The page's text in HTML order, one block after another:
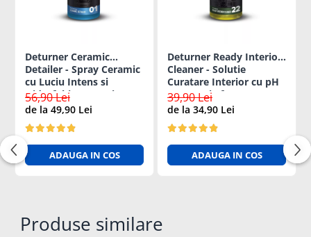
Deturner Ceramic
Detailer - Spray Ceramic
cu Luciu Intens si
Hidrofobie Puternica
250ml
56,90 Lei
de la 49,90 Lei
ADAUGA IN COS
Deturner Ready Interior
Cleaner - Solutie
Curatare Interior cu pH
Neutru si Efect
Antibacterian 250ml
39,90 Lei
de la 34,90 Lei
ADAUGA IN COS
Produse similare